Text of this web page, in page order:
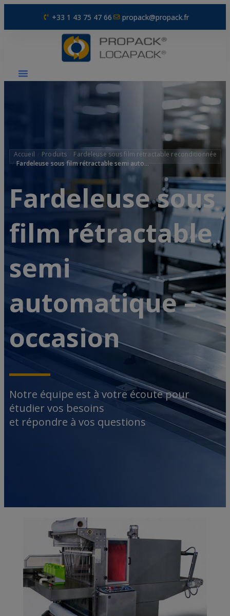
+33 1 43 75 47 66 propack@propack.fr
Produits
Fardeleuse sous film rétractable reconditionnée
Fardeleuse sous film rétractable semi automatique – occasion
Fardeleuse sous
film rétractable
semi
automatique –
occasion
Notre équipe est à votre écoute pour
étudier vos besoins
et répondre à vos questions